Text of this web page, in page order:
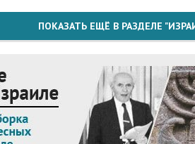
ПОКАЗАТЬ ЕЩЁ В РАЗДЕЛЕ